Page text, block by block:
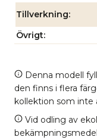
Tillverkning
Övrigt
Denna modell
den finns i flera
kollektion som inte
Vid odling av